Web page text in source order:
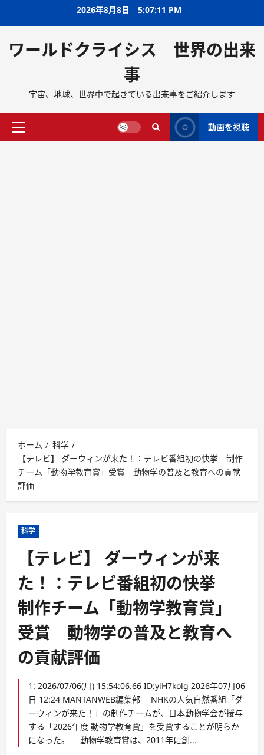
2026年8月8日 5:07:12 PM
ワールドクライシス 世界の出来
事
宇宙、地球、世界中で起きている出来事をご紹介します
動画を視聴
ホーム
科学
【テレビ】 ダーウィンが来た！：テレビ番組初の快挙 制作
チーム「動物学教育賞」受賞 動物学の普及と教育への貢献
評価
科学
【テレビ】 ダーウィンが来
た！：テレビ番組初の快挙
制作チーム「動物学教育賞」
受賞 動物学の普及と教育へ
の貢献評価
1: 2026/07/06(月) 15:54:06.66 ID:yiH7kolg 2026年07月06
日 12:24 MANTANWEB編集部 NHKの人気自然番組「ダ
ーウィンが来た！」の制作チームが、日本動物学会が授与
する「2026年度 動物学教育賞」を受賞することが明らか
になった。 動物学教育賞は、2011年に創...